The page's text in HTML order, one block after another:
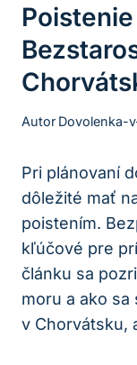
Autor Dovolenka-
Pri plánovaní
dôležité mať
poistením.
kľúčové pre
článku sa
moru a ako
v Chorvátsku,